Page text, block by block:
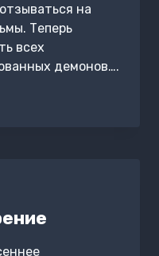
на
Теперь
всех
демонов….